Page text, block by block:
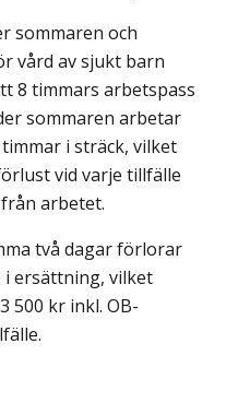
sommaren och
vård av sjukt barn
8 timmars arbetspass
sommaren arbetar
i sträck, vilket
vid varje tillfälle
arbetet.
två dagar förlorar
ersättning, vilket
500 kr inkl. OB-